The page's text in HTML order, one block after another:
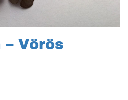
– Vörös